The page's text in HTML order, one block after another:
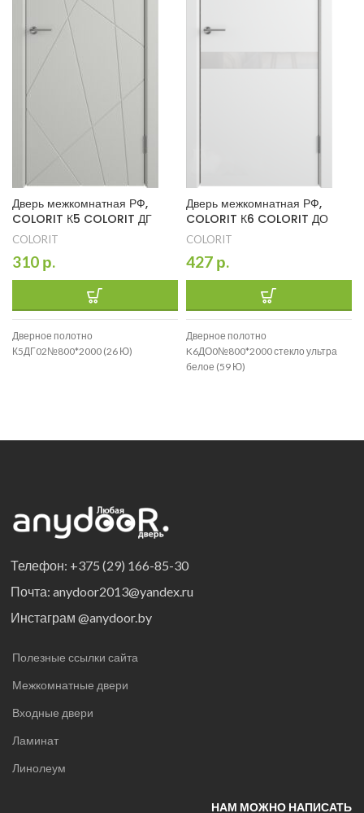
Дверь межкомнатная РФ,
COLORIT К5 COLORIT ДГ
COLORIT
310 р.
Дверное полотно
К5ДГ02№800*2000 (26 Ю)
Дверь межкомнатная РФ,
COLORIT К6 COLORIT ДО
COLORIT
427 р.
Дверное полотно
K6ДО0№800*2000 стекло ультра
белое (59 Ю)
Телефон: +375 (29) 166-85-30
Почта: anydoor2013@yandex.ru
Инстаграм @anydoor.by
Полезные ссылки сайта
Межкомнатные двери
Входные двери
Ламинат
Линолеум
НАМ МОЖНО НАПИСАТЬ